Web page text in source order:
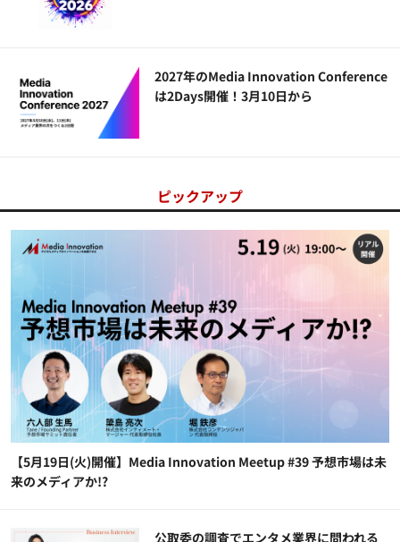
2027年のMedia Innovation Conference
は2Days開催！3月10日から
ピックアップ
【5月19日(火)開催】Media Innovation Meetup #39 予想市場は未
来のメディアか!?
公​​取委の調査でエンタメ業界に問われる